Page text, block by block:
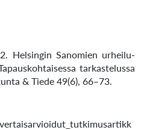
Helsingin Sanomien urheilu-
tarkastelussa
& Tiede 49(6), 66–73.